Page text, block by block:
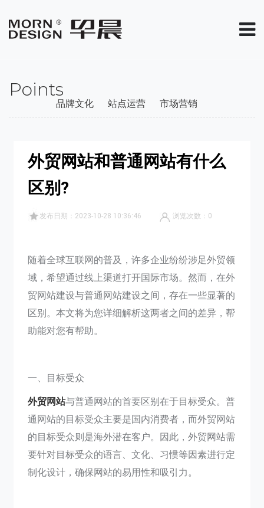
Points
品牌文化 站点运营 市场营销
外贸网站和普通网站有什么
区别?
发布日期：2023-10-28 10:36:46 浏览次数： 0
随着全球互联网的普及，许多企业纷纷涉足外贸领
域，希望通过线上渠道打开国际市场。然而，在外
贸网站建设与普通网站建设之间，存在一些显著的
区别。本文将为您详细解析这两者之间的差异，帮
助能对您有帮助。
一、目标受众
外贸网站与普通网站的首要区别在于目标受众。普
通网站的目标受众主要是国内消费者，而外贸网站
的目标受众则是海外潜在客户。因此，外贸网站需
要针对目标受众的语言、文化、习惯等因素进行定
制化设计，确保网站的易用性和吸引力。